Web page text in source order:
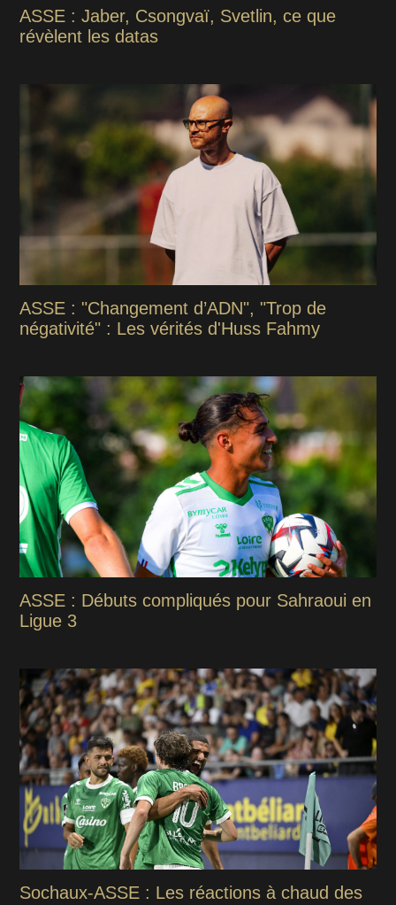
ASSE : Jaber, Csongvaï, Svetlin, ce que
révèlent les datas
ASSE : "Changement d’ADN", "Trop de
négativité" : Les vérités d'Huss Fahmy
ASSE : Débuts compliqués pour Sahraoui en
Ligue 3
Sochaux-ASSE : Les réactions à chaud des